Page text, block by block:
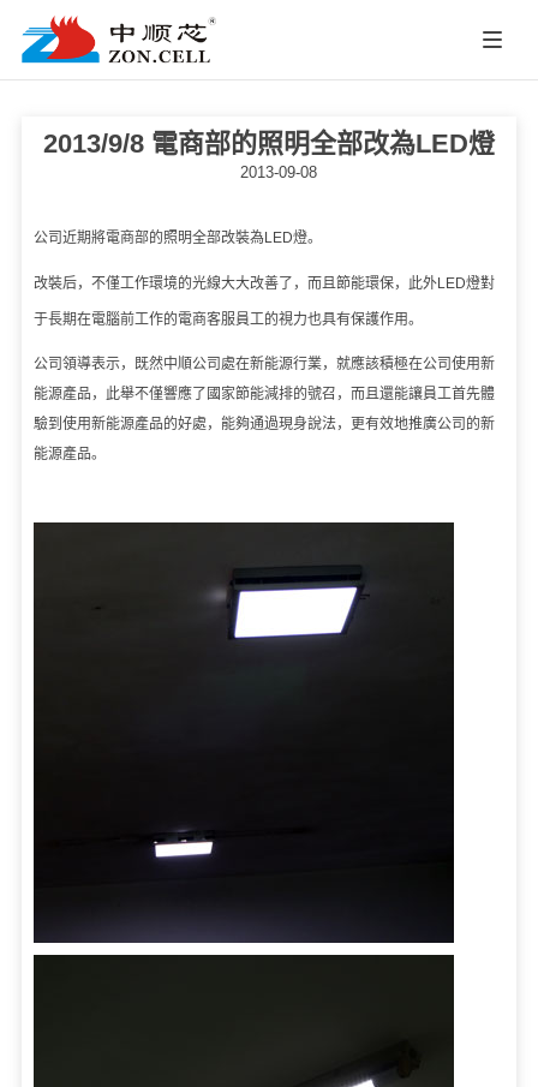
2013/9/8 電商部的照明全部改為LED燈
2013-09-08
公司近期將電商部的照明全部改裝為LED燈。
改裝后，不僅工作環境的光線大大改善了，而且節能環保，此外LED燈對
于長期在電腦前工作的電商客服員工的視力也具有保護作用。
公司領導表示，既然中順公司處在新能源行業，就應該積極在公司使用新
能源產品，此舉不僅響應了國家節能減排的號召，而且還能讓員工首先體
驗到使用新能源產品的好處，能夠通過現身說法，更有效地推廣公司的新
能源產品。